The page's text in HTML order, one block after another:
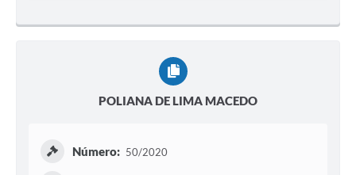
POLIANA DE LIMA MACEDO
Número: 50/2020